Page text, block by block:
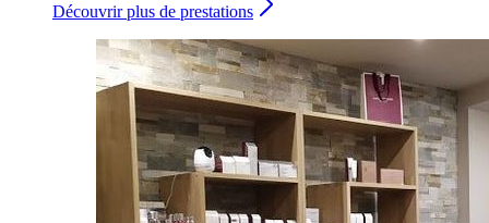
Découvrir plus de prestations